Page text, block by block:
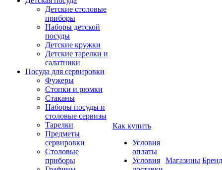
Детские столовые
приборы
Наборы детской
посуды
Детские кружки
Детские тарелки и
салатники
Посуда для сервировки
Фужеры
Стопки и рюмки
Стаканы
Наборы посуды и
столовые сервизы
Тарелки
Предметы
сервировки
Столовые
приборы
Как купить
Условия
оплаты
Условия
Магазины